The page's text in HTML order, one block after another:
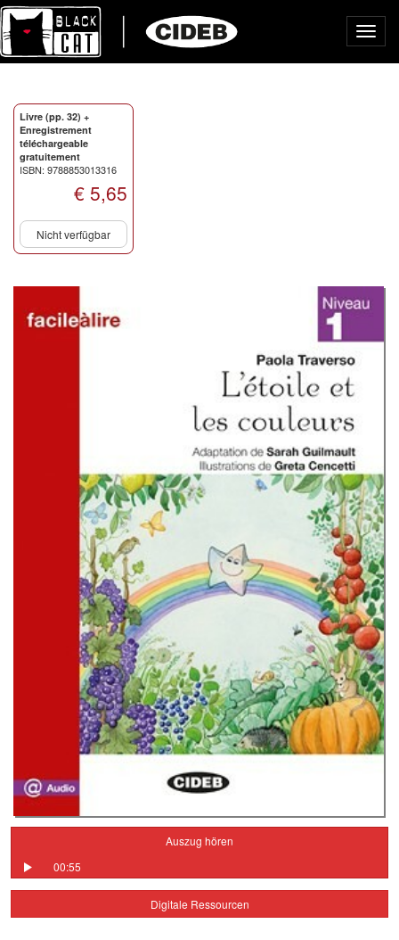
Livre (pp. 32) +
Enregistrement
téléchargeable
gratuitement
ISBN: 9788853013316
€ 5,65
Nicht verfügbar
Auszug hören
00:55
Digitale Ressourcen